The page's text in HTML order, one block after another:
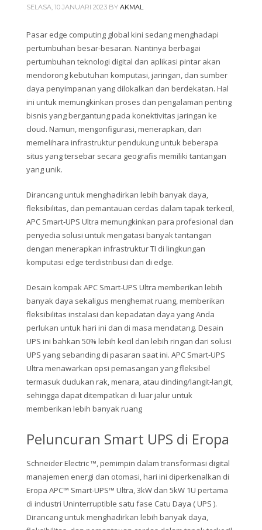
SELASA, 10 JANUARI 2023 BY AKMAL
Pasar edge computing global kini sedang menghadapi
pertumbuhan besar-besaran. Nantinya berbagai
pertumbuhan teknologi digital dan aplikasi pintar akan
mendorong kebutuhan komputasi, jaringan, dan sumber
daya penyimpanan yang dilokalkan dan berdekatan. Hal
ini untuk memungkinkan proses dan pengalaman penting
bisnis yang bergantung pada konektivitas jaringan ke
cloud. Namun, mengonfigurasi, menerapkan, dan
memelihara infrastruktur pendukung untuk beberapa
situs yang tersebar secara geografis memiliki tantangan
yang unik.
Dirancang untuk menghadirkan lebih banyak daya,
fleksibilitas, dan pemantauan cerdas dalam tapak terkecil,
APC Smart-UPS Ultra memungkinkan para profesional dan
penyedia solusi untuk mengatasi banyak tantangan
dengan menerapkan infrastruktur TI di lingkungan
komputasi edge terdistribusi dan di edge.
Desain kompak APC Smart-UPS Ultra memberikan lebih
banyak daya sekaligus menghemat ruang, memberikan
fleksibilitas instalasi dan kepadatan daya yang Anda
perlukan untuk hari ini dan di masa mendatang. Desain
UPS ini bahkan 50% lebih kecil dan lebih ringan dari solusi
UPS yang sebanding di pasaran saat ini. APC Smart-UPS
Ultra menawarkan opsi pemasangan yang fleksibel
termasuk dudukan rak, menara, atau dinding/langit-langit,
sehingga dapat ditempatkan di luar jalur untuk
memberikan lebih banyak ruang
Peluncuran Smart UPS di Eropa
Schneider Electric ™, pemimpin dalam transformasi digital
manajemen energi dan otomasi, hari ini diperkenalkan di
Eropa APC™ Smart-UPS™ Ultra, 3kW dan 5kW 1U pertama
di industri Uninterruptible satu fase Catu Daya ( UPS ).
Dirancang untuk menghadirkan lebih banyak daya,